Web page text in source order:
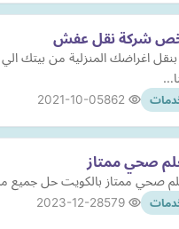
شركة نقل عفش
اغراضك المنزلية من بيتك
2021-10-05
صحي ممتاز
صحي ممتاز بالكويت حل جميع
2023-12-28